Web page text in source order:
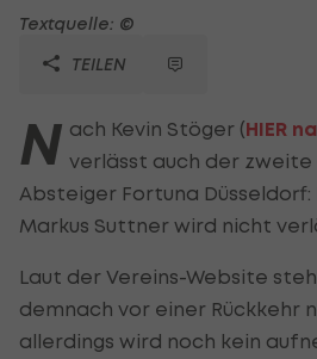
Textquelle: ©
TEILEN
N ach Kevin Stöger (HIER
verlässt auch der zweite
Absteiger Fortuna
Markus Suttner wird nicht
Laut der Vereins-Website
demnach vor einer Rückkehr
allerdings wird noch kein